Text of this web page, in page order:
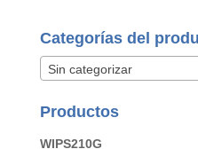
Categorías del
Sin categorizar
Productos
WIPS210G